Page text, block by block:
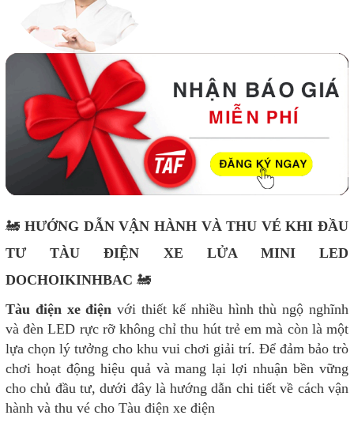
🚂HƯỚNG DẪN VẬN HÀNH VÀ THU VÉ KHI ĐẦU
TƯ TÀU ĐIỆN XE LỬA MINI LED
DOCHOIKINHBAC 🚂
Tàu điện xe điệnvới thiết kế nhiều hình thù ngộ nghĩnh
và đèn LED rực rỡ không chỉ thu hút trẻ em mà còn là một
lựa chọn lý tưởng cho khu vui chơi giải trí. Để đảm bảo trò
chơi hoạt động hiệu quả và mang lại lợi nhuận bền vững
cho chủ đầu tư, dưới đây là hướng dẫn chi tiết về cách vận
hành và thu vé cho Tàu điện xe điện